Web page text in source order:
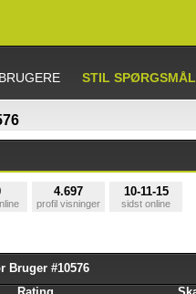
BRUGERE STIL SPØRGSMÅL
4.697
profil visninger
10-11-15
sidst online
Bruger #10576